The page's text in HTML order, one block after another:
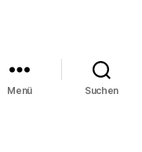
Menü Suchen